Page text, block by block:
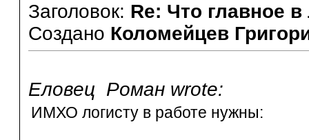
Заголовок: Re: Что главное в
Создано Коломейцев
Еловец Роман wrote:
ИМХО логисту в работе нужны: